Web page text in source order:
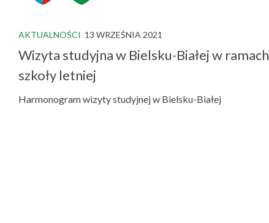
AKTUALNOŚCI 13 WRZEŚNIA 2021
Wizyta studyjna w Bielsku-Białej w ramach
szkoły letniej
Harmonogram wizyty studyjnej w Bielsku-Białej